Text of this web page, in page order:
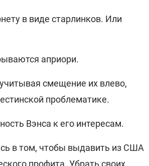
в виде старлинков. Или
априори.
смещение их влево,
проблематике.
Вэнса к его интересам.
в том, чтобы выдавить из США
профита. Убрать своих